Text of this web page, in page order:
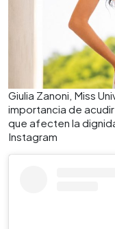
Giulia Zanoni, Miss
importancia de
que afecten la
Instagram